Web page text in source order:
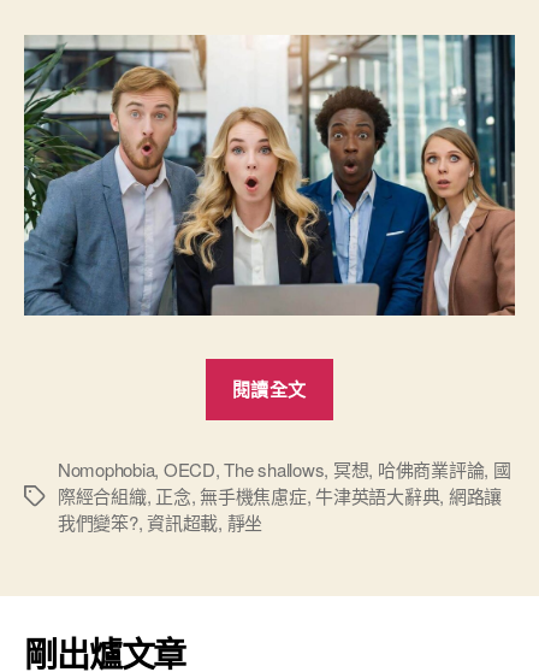
閱讀全文
我
們
數
標
Nomophobia, OECD,The shallows, 冥想, 哈佛商業評論, 國
際經合組織, 正念,無手機焦慮症,牛津英語大辭典, 網路讓
我們變笨?,資訊超載, 靜坐
剛出爐文章